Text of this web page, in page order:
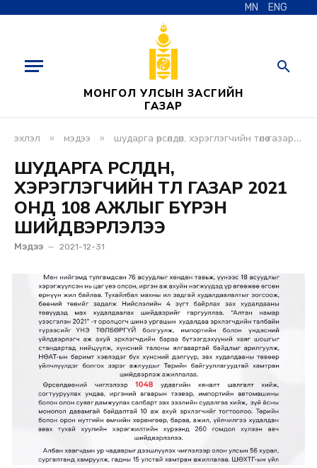
MN ENG
МОНГОЛ УЛСЫН ЗАСГИЙН
ГАЗАР
эхлэл » мэдээ » шударга өрсөлдөөн, хэрэглэгчийн төлөө газар 2021 онд 108 ажлыг бүрэн шийдвэрлэлээ
ШУДАРГА ӨРСӨЛДӨӨН,
ХЭРЭГЛЭГЧИЙН ТӨЛӨӨ ГАЗАР 2021
ОНД 108 АЖЛЫГ БҮРЭН
ШИЙДВЭРЛЭЛЭЭ
Мэдээ 2021-12-31